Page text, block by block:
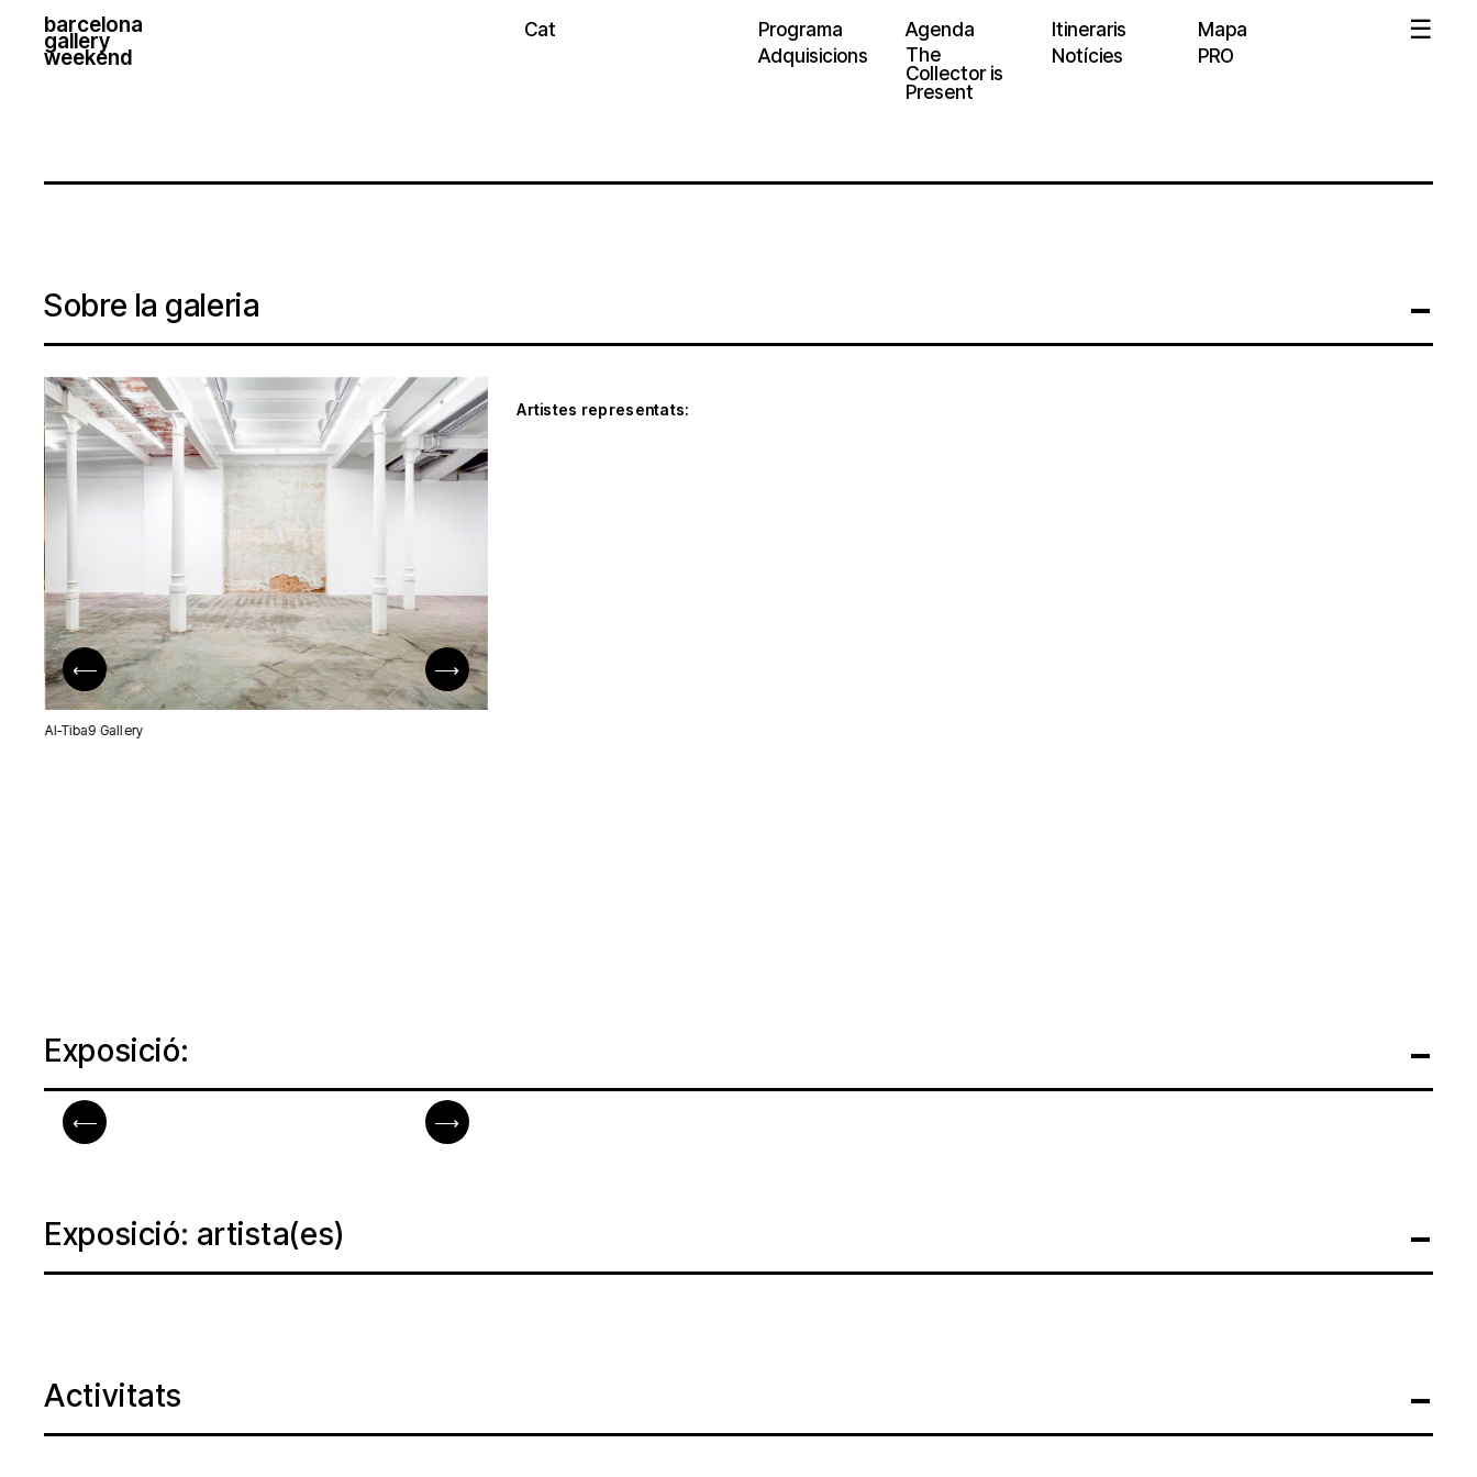
barcelona
gallery
weekend
Cat Programa Agenda Itineraris
Mapa
Adquisicions
The
Collector is
Present
Notícies PRO
Sobre la galeria
Al-Tiba9 Gallery
Escat Gallery. Foto: Judit Bou Comas
⟵ ⟶
Artistes representats:
Exposició:
⟵ ⟶
Exposició: artista(es)
Activitats